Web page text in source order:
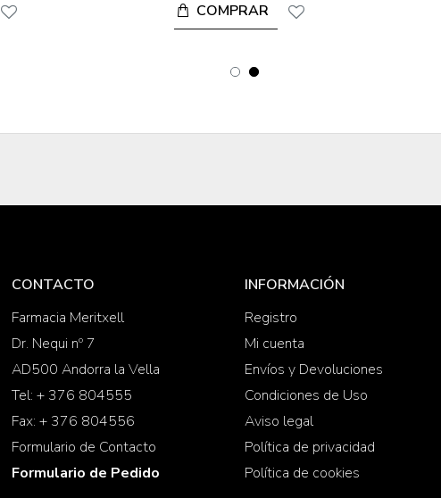
COMPRAR
CONTACTO
Farmacia Meritxell
Dr. Nequi nº 7
AD500 Andorra la Vella
Tel: + 376 804555
Fax: + 376 804556
Formulario de Contacto
Formulario de Pedido
INFORMACIÓN
Registro
Mi cuenta
Envíos y Devoluciones
Condiciones de Uso
Aviso legal
Política de privacidad
Política de cookies